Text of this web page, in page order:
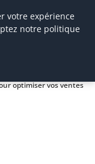
optimiser vos ventes
votre expérience
notre politique